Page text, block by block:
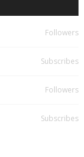
Followers
Subscribes
Followers
Subscribes